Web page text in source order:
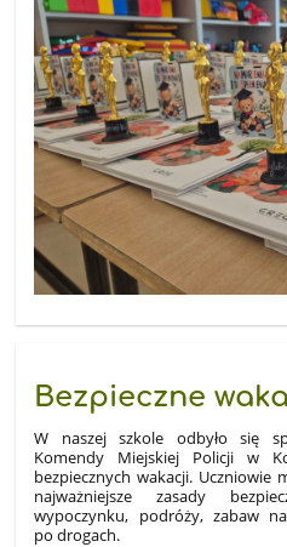
Bezpieczne
W naszej szkole odbyło się
Komendy Miejskiej Policji w
bezpiecznych wakacji. Uczniowie
najważniejsze zasady
wypoczynku, podróży, zabaw
po drogach.